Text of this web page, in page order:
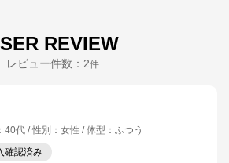
REVIEW
レビュー件数： 2件
： 40代 性別 ： 女性 体型 ： ふつう
確認済み